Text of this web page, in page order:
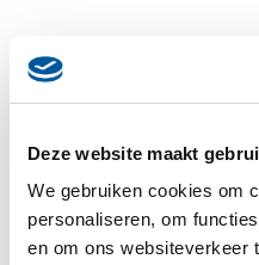
Deze website maakt
We gebruiken cookies om
personaliseren, om
en om ons websiteverkeer